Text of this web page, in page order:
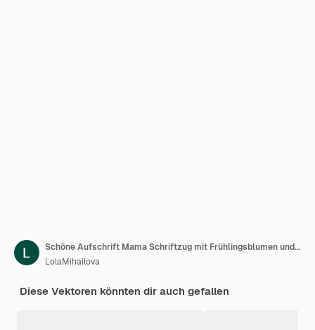
Schöne Aufschrift Mama Schriftzug mit Frühlingsblumen und Pflanzen Illustration für Postkartenposter
LolaMihailova
Diese Vektoren könnten dir auch gefallen